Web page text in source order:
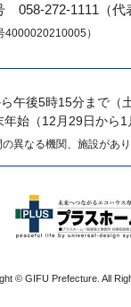
058-272-1111（代
4000020210005）
午後5時15分まで （
始（12月29日から1
異なる機関、施設があり
© GIFU Prefecture. All